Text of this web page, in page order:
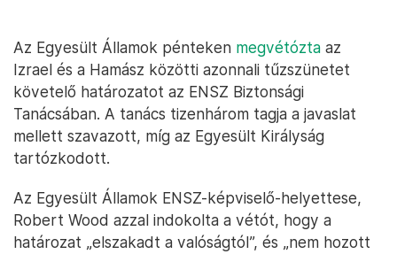
Az Egyesült Államok pénteken megvétózta az
Izrael és a Hamász közötti azonnali tűzszünetet
követelő határozatot az ENSZ Biztonsági
Tanácsában. A tanács tizenhárom tagja a javaslat
mellett szavazott, míg az Egyesült Királyság
tartózkodott.
Az Egyesült Államok ENSZ-képviselő-helyettese,
Robert Wood azzal indokolta a vétót, hogy a
határozat „elszakadt a valóságtól”, és „nem hozott